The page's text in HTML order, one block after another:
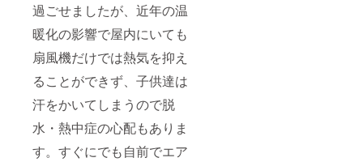
過ごせましたが、近年の温
暖化の影響で屋内にいても
扇風機だけでは熱気を抑え
ることができず、子供達は
汗をかいてしまうので脱
水・熱中症の心配もありま
す。すぐにでも自前でエア